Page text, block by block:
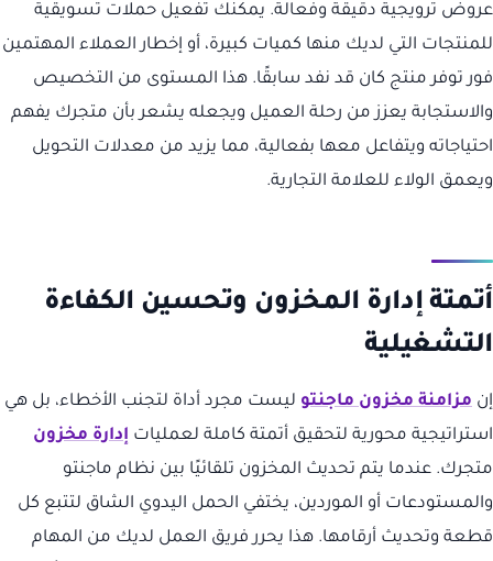
عروض ترويجية دقيقة وفعالة. يمكنك تفعيل حملات تسويقية
للمنتجات التي لديك منها كميات كبيرة، أو إخطار العملاء المهتمين
فور توفر منتج كان قد نفد سابقًا. هذا المستوى من التخصيص
والاستجابة يعزز من رحلة العميل ويجعله يشعر بأن متجرك يفهم
احتياجاته ويتفاعل معها بفعالية، مما يزيد من معدلات التحويل
ويعمق الولاء للعلامة التجارية.
أتمتة إدارة المخزون وتحسين الكفاءة
التشغيلية
إن مزامنة مخزون ماجنتو ليست مجرد أداة لتجنب الأخطاء، بل هي
استراتيجية محورية لتحقيق أتمتة كاملة لعمليات إدارة مخزون
متجرك. عندما يتم تحديث المخزون تلقائيًا بين نظام ماجنتو
والمستودعات أو الموردين، يختفي الحمل اليدوي الشاق لتتبع كل
قطعة وتحديث أرقامها. هذا يحرر فريق العمل لديك من المهام